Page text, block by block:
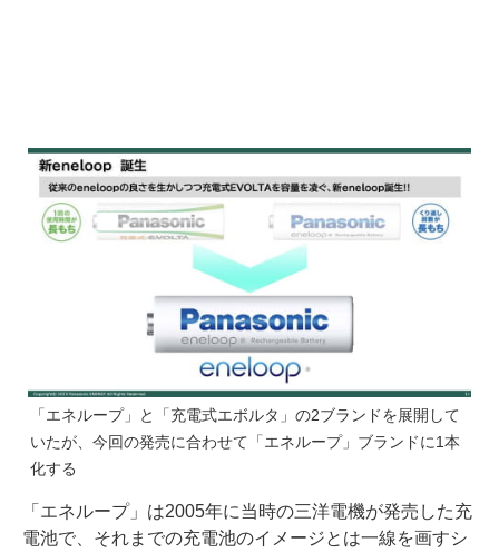
「エネループ」と「充電式エボルタ」の2ブランドを展開して
いたが、今回の発売に合わせて「エネループ」ブランドに1本
化する
「エネループ」は2005年に当時の三洋電機が発売した充
電池で、それまでの充電池のイメージとは一線を画すシ